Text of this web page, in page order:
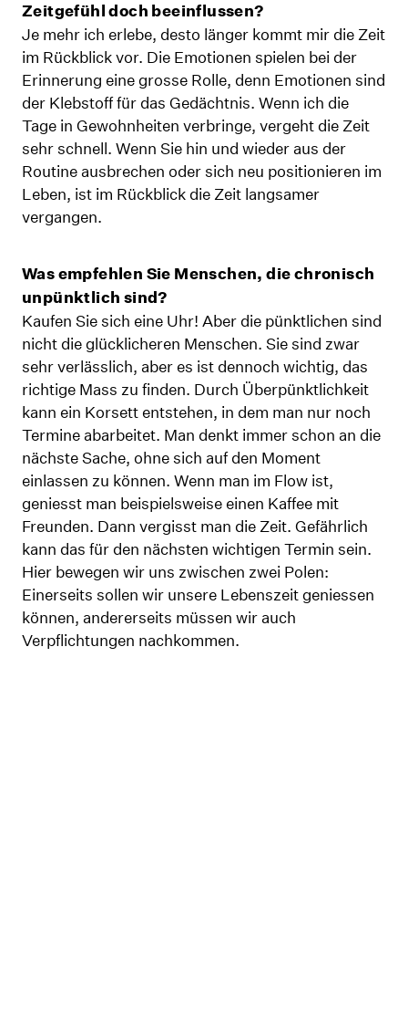
Zeitgefühl doch beeinflussen?
Je mehr ich erlebe, desto länger kommt mir die Zeit
im Rückblick vor. Die Emotionen spielen bei der
Erinnerung eine grosse Rolle, denn Emotionen sind
der Klebstoff für das Gedächtnis. Wenn ich die
Tage in Gewohnheiten verbringe, vergeht die Zeit
sehr schnell. Wenn Sie hin und wieder aus der
Routine ausbrechen oder sich neu positionieren im
Leben, ist im Rückblick die Zeit langsamer
vergangen.
Was empfehlen Sie Menschen, die chronisch
unpünktlich sind?
Kaufen Sie sich eine Uhr! Aber die pünktlichen sind
nicht die glücklicheren Menschen. Sie sind zwar
sehr verlässlich, aber es ist dennoch wichtig, das
richtige Mass zu finden. Durch Überpünktlichkeit
kann ein Korsett entstehen, in dem man nur noch
Termine abarbeitet. Man denkt immer schon an die
nächste Sache, ohne sich auf den Moment
einlassen zu können. Wenn man im Flow ist,
geniesst man beispielsweise einen Kaffee mit
Freunden. Dann vergisst man die Zeit. Gefährlich
kann das für den nächsten wichtigen Termin sein.
Hier bewegen wir uns zwischen zwei Polen:
Einerseits sollen wir unsere Lebenszeit geniessen
können, andererseits müssen wir auch
Verpflichtungen nachkommen.